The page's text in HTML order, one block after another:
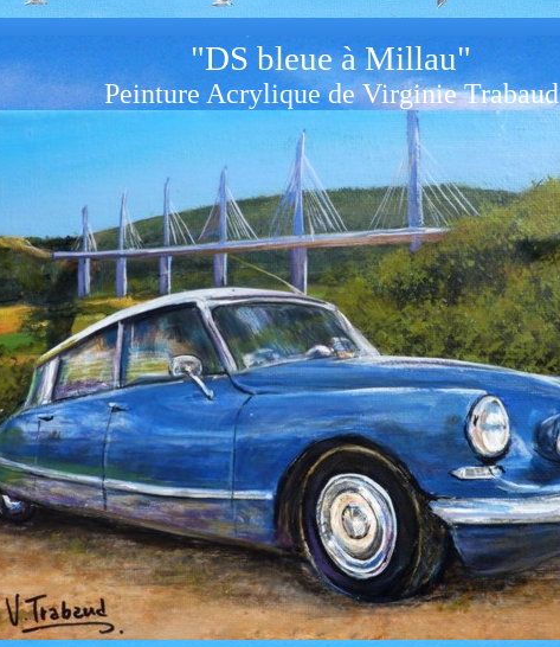
"DS bleue à Millau"
Peinture Acrylique de Virginie Trabaud